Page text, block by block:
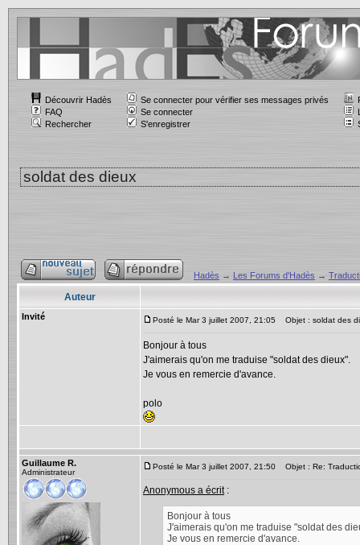
Découvrir Hadès
FAQ
Rechercher
Se connecter pour vérifier ses messages privés
Se connecter
S'enregistrer
soldat des dieux
Hadès → Les Forums d'Hadès →
Auteur
Invité Posté le Mar 3 juillet 2007, 21:05 Objet : soldat des
Bonjour à tous
J'aimerais qu'on me traduise "soldat des dieux".
Je vous en remercie d'avance.
polo
Guillaume R.
Administrateur
Posté le Mar 3 juillet 2007, 21:50 Objet : Re:
Anonymous a écrit:
Bonjour à tous
J'aimerais qu'on me traduise "soldat des
Je vous en remercie d'avance.